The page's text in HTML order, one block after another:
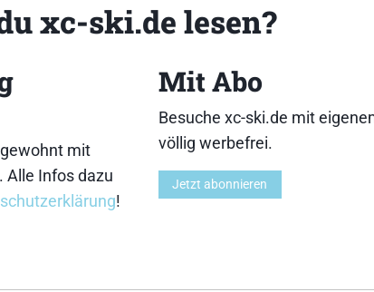
44
xc-ski.de lesen?
mit
Alle Infos dazu
!
Mit Abo
Besuche xc-ski.de mit
völlig werbefrei.
Jetzt abonnieren